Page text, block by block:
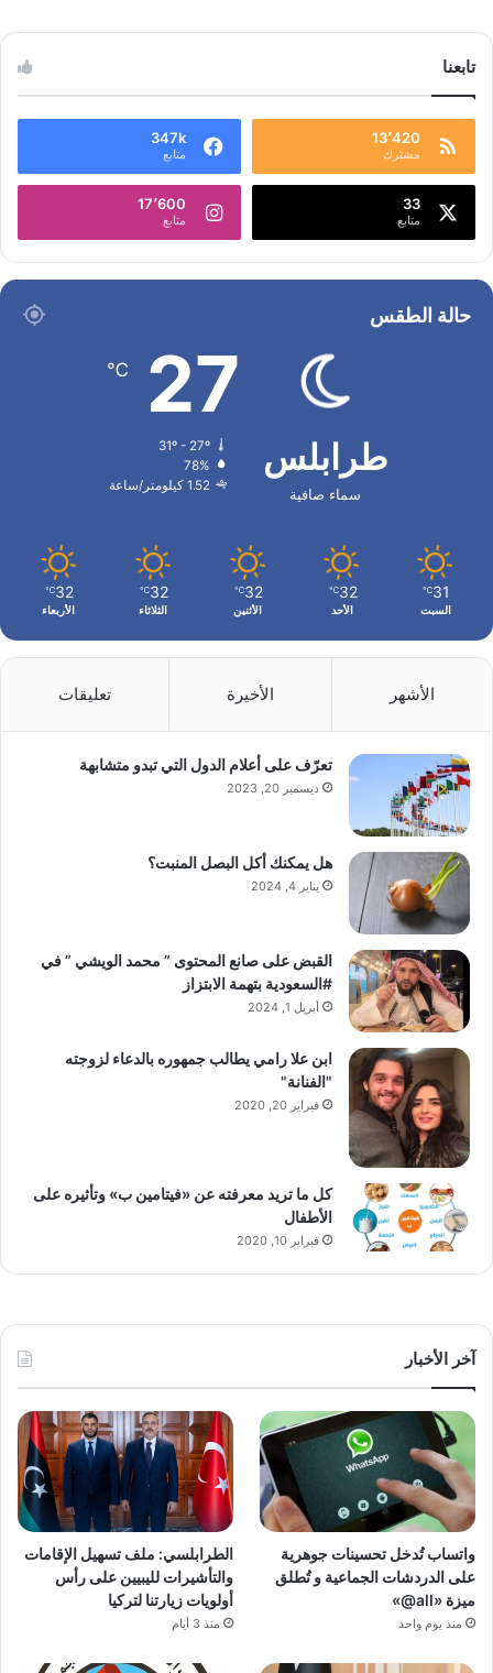
تابعنا
13٬420
مشترك
347k
متابع
33
متابع
17٬600
متابع
حالة الطقس
طرابلس
سماء صافية
27
℃
31º - 27º
78%
1.52 كيلومتر/ساعة
31
℃
السبت
32
℃
الأحد
32
℃
الأثنين
32
℃
الثلاثاء
32
℃
الأربعاء
الأشهر الأخيرة تعليقات
تعرّف على أعلام الدول التي تبدو متشابهة
ديسمبر 20, 2023
هل يمكنك أكل البصل المنبت؟
يناير 4, 2024
القبض على صانع المحتوى ” محمد الويشي ” في
#السعودية بتهمة الابتزاز
أبريل 1, 2024
ابن علا رامي يطالب جمهوره بالدعاء لزوجته
"الفنانة"
فبراير 20, 2020
كل ما تريد معرفته عن «فيتامين ب» وتأثيره على
الأطفال
فبراير 10, 2020
آخر الأخبار
واتساب تُدخل تحسينات جوهرية
على الدردشات الجماعية و تُطلق
ميزة «all@»
منذ يوم واحد
الطرابلسي: ملف تسهيل الإقامات
والتأشيرات لليبيين على رأس
أولويات زيارتنا لتركيا
منذ 3 أيام